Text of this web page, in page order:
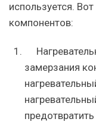
используется.
компонентов:
замерзания